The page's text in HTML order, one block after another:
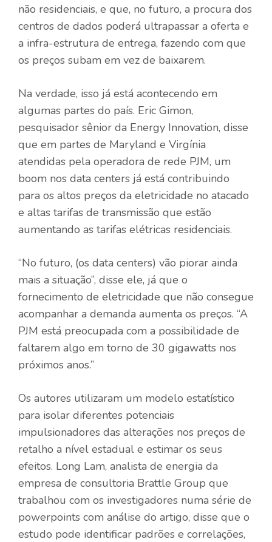
não residenciais, e que, no futuro, a procura dos
centros de dados poderá ultrapassar a oferta e
a infra-estrutura de entrega, fazendo com que
os preços subam em vez de baixarem.
Na verdade, isso já está acontecendo em
algumas partes do país. Eric Gimon,
pesquisador sênior da Energy Innovation, disse
que em partes de Maryland e Virgínia
atendidas pela operadora de rede PJM, um
boom nos data centers já está contribuindo
para os altos preços da eletricidade no atacado
e altas tarifas de transmissão que estão
aumentando as tarifas elétricas residenciais.
“No futuro, (os data centers) vão piorar ainda
mais a situação”, disse ele, já que o
fornecimento de eletricidade que não consegue
acompanhar a demanda aumenta os preços. “A
PJM está preocupada com a possibilidade de
faltarem algo em torno de 30 gigawatts nos
próximos anos.”
Os autores utilizaram um modelo estatístico
para isolar diferentes potenciais
impulsionadores das alterações nos preços de
retalho a nível estadual e estimar os seus
efeitos. Long Lam, analista de energia da
empresa de consultoria Brattle Group que
trabalhou com os investigadores numa série de
powerpoints com análise do artigo, disse que o
estudo pode identificar padrões e correlações,